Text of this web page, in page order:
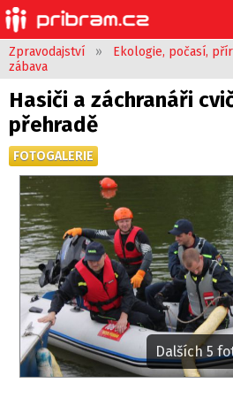
Zpravodajství » Ekologie, počasí,
zábava
Hasiči a záchranáři
přehradě
FOTOGALERIE
Dalších 5